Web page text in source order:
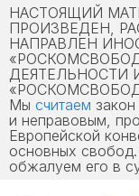
НАСТОЯЩИЙ
ПРОИЗВЕДЕН,
НАПРАВЛЕН
ДЕЯТЕЛЬНОСТИ
Мы считаем
и неправовым,
Европейской
основных
обжалуем его в